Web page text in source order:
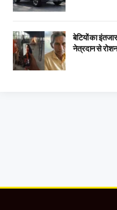
बेटियों का
नेत्रदान से